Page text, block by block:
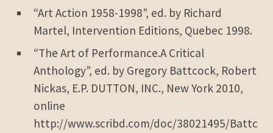
“Art Action 1958-1998”, ed. by Richard
Martel, Intervention Editions, Quebec 1998.
“The Art of Performance.A Critical
Anthology”, ed. by Gregory Battcock, Robert
Nickas, E.P. DUTTON, INC., New York 2010,
online
http://www.scribd.com/doc/38021495/Battc